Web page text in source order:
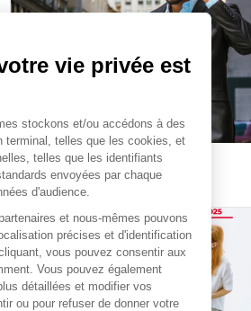
STRIKE 267
mai 2025
vie privée est
stockons et/ou accédons à des
terminal, telles que les cookies, et
telles que les identifiants
envoyées par chaque
d'audience.
et nous-mêmes pouvons
précises et d'identification
vous pouvez consentir aux
Vous pouvez également
détaillées et modifier vos
ou pour refuser de donner votre